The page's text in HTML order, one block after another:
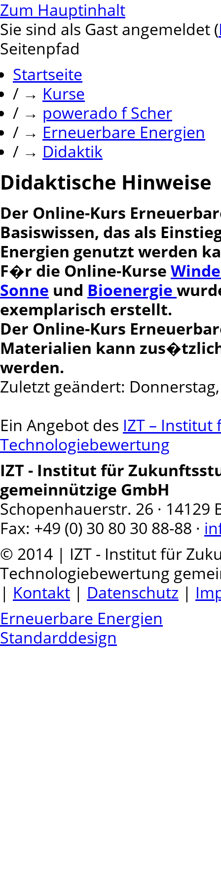
Zum Hauptinhalt
Sie sind als Gast angemeldet (
Seitenpfad
Startseite
/ → Kurse
/ → powerado f Scher
/ → Erneuerbare Energien
/ → Didaktik
Didaktische Hinweise
Der Online-Kurs
Basiswissen, das als
Energien genutzt werden
F�r die Online-Kurse
Sonne und Bioenergie
exemplarisch erstellt.
Der Online-Kurs
Materialien kann
werden.
Zuletzt geändert:
Ein Angebot des IZT –
Technologiebewertung
IZT - Institut für
gemeinnützige GmbH
Schopenhauerstr. 26 · 14129
Fax: +49 (0) 30 80 30 88-88 ·
© 2014 | IZT - Institut für
Technologiebewertung
| Kontakt | Datenschutz |
Erneuerbare Energien
Standarddesign